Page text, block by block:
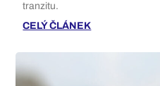
tranzitu.
CELÝ ČLÁNEK